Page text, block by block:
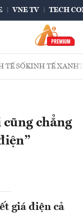
VNE TV TECH
TẾ SỐKINH TẾ XANH
chẳng
giá điện cả